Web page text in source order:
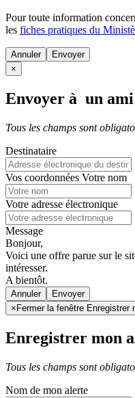
Pour toute information
les fiches pratiques du
Annuler
×
Envoyer à un ami
Tous les champs sont
Destinataire
Vos coordonnées Votre nom
Votre adresse électronique
Message
Bonjour,
Voici une offre parue sur le
intéresser.
A bientôt.
Annuler
× Fermer la fenêtre Enregistrer
Enregistrer mon
Tous les champs sont
Nom de mon alerte